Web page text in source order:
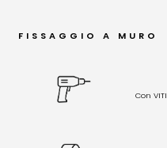
FISSAGGIO A MURO
Con VITI